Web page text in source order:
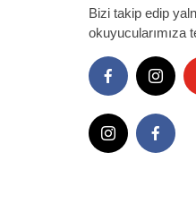
Bizi takip edip
okuyucularımıza